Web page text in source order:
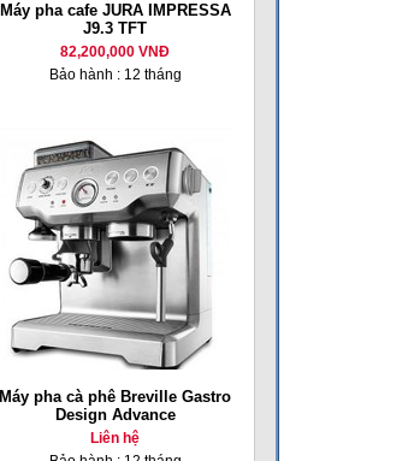
Máy pha cafe JURA IMPRESSA
J9.3 TFT
82,200,000 VNĐ
Bảo hành : 12 tháng
Máy pha cà phê Breville Gastro
Design Advance
Liên hệ